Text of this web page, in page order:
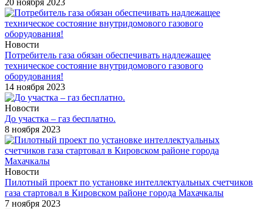
Новости
Потребитель газа обязан обеспечивать надлежащее
техническое состояние внутридомового газового
оборудования!
14 ноября 2023
Новости
До участка – газ бесплатно.
8 ноября 2023
Новости
Пилотный проект по установке интеллектуальных счетчиков
газа стартовал в Кировском районе города Махачкалы
7 ноября 2023